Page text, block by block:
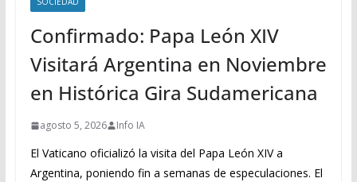
Confirmado: Papa León XIV
Visitará Argentina en Noviembre
en Histórica Gira Sudamericana
agosto 5, 2026 Info IA
El Vaticano oficializó la visita del Papa León XIV a
Argentina, poniendo fin a semanas de especulaciones. El